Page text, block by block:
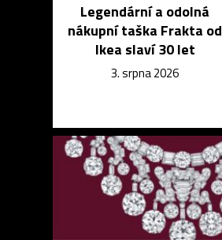
Legendární a odolná
nákupní taška Frakta od
Ikea slaví 30 let
3. srpna 2026